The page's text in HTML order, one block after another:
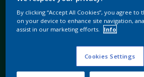
By clicking “Accept All Cookies”, you agree
on your device to enhance site navigation,
assist in our marketing efforts.
Info
Cookies Settings